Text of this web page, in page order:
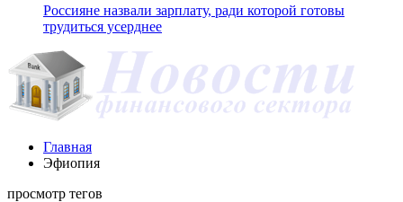
Россияне назвали зарплату, ради которой готовы
трудиться усерднее
Главная
Эфиопия
просмотр тегов